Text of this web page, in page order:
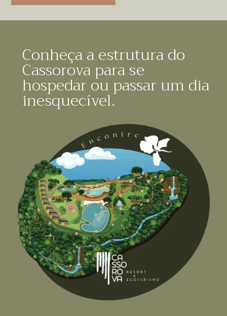
Conheça a estrutura do
Cassorova para se
hospedar ou passar um dia
inesquecível.